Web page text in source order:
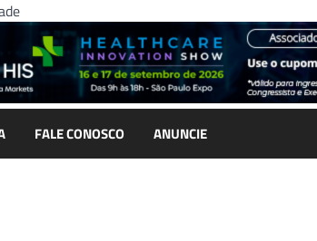
FALE CONOSCO ANUNCIE